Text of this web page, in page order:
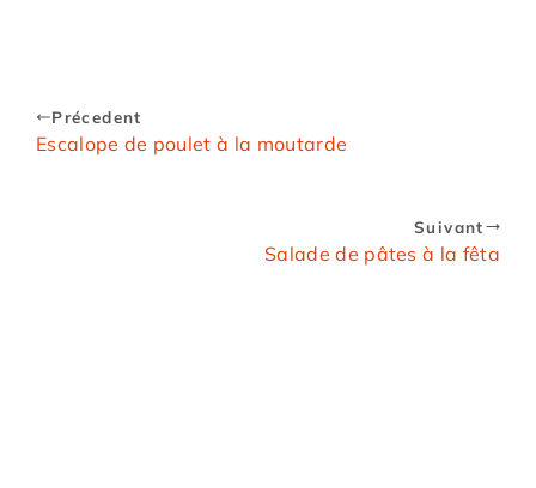
Précedent
Escalope de poulet à la moutarde
Suivant
Salade de pâtes à la fêta